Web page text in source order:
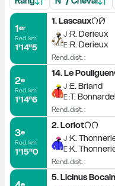
1er
Red. km
1'14''5
1.Lascaux
J :R. Derieux
E :R. Derieux
Rend. dist. :
2e
Red. km
1'14''6
14.Le Pouliguen
J :E. Briand
E :T. Bonnardel
Rend. dist. :
3e
Red. km
1'15''0
2.Loriot
J :K.
E :K.
Rend. dist. :
e
5.Licinus Bocain